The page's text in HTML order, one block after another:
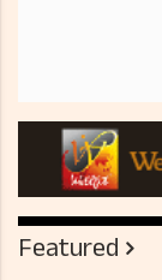
Featured